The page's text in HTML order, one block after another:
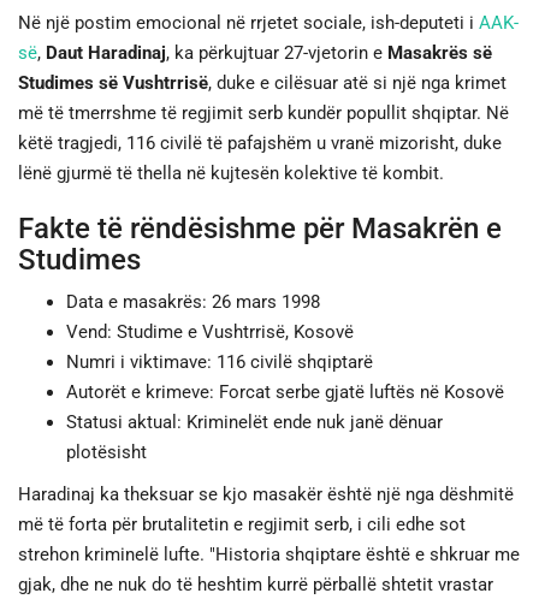
Në një postim emocional në rrjetet sociale, ish-deputeti i AAK-
së, Daut Haradinaj, ka përkujtuar 27-vjetorin e Masakrës së
Studimes së Vushtrrisë, duke e cilësuar atë si një nga krimet
më të tmerrshme të regjimit serb kundër popullit shqiptar. Në
këtë tragjedi, 116 civilë të pafajshëm u vranë mizorisht, duke
lënë gjurmë të thella në kujtesën kolektive të kombit.
Fakte të rëndësishme për Masakrën e
Studimes
Data e masakrës: 26 mars 1998
Vend: Studime e Vushtrrisë, Kosovë
Numri i viktimave: 116 civilë shqiptarë
Autorët e krimeve: Forcat serbe gjatë luftës në Kosovë
Statusi aktual: Kriminelët ende nuk janë dënuar
plotësisht
Haradinaj ka theksuar se kjo masakër është një nga dëshmitë
më të forta për brutalitetin e regjimit serb, i cili edhe sot
strehon kriminelë lufte. "Historia shqiptare është e shkruar me
gjak, dhe ne nuk do të heshtim kurrë përballë shtetit vrastar